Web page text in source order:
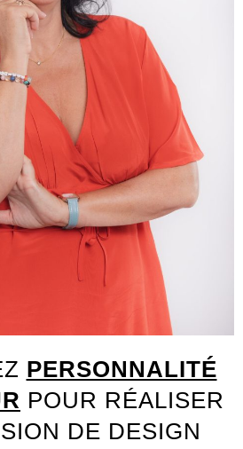
PERSONNALITÉ
POUR RÉALISER
DE DESIGN